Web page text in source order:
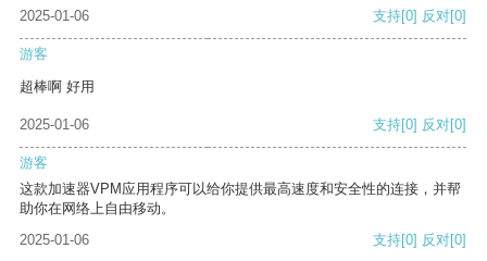
2025-01-06 支持[0] 反对[0]
游客
超棒啊 好用
2025-01-06 支持[0] 反对[0]
游客
这款加速器VPM应用程序可以给你提供最高速度和安全性的连接，并帮
助你在网络上自由移动。
2025-01-06
支持[0] 反对[0]